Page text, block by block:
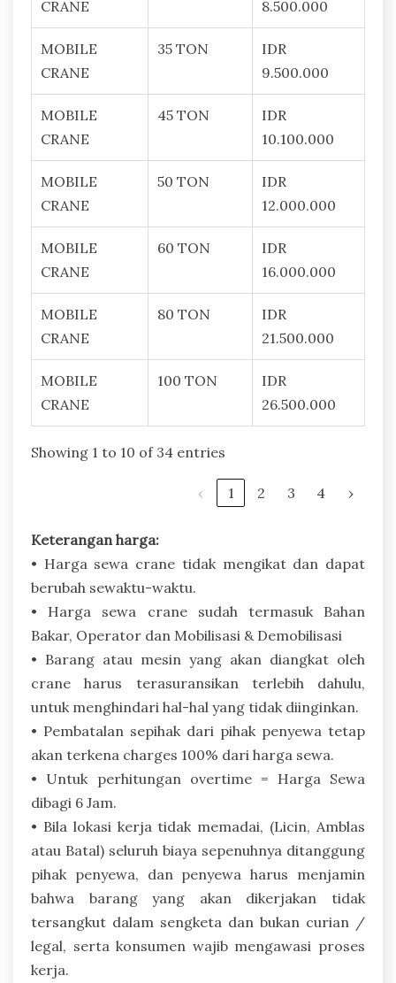
CRANE
8.500.000
MOBILE
CRANE
35 TON
IDR
9.500.000
MOBILE
CRANE
45 TON
IDR
10.100.000
MOBILE
CRANE
50 TON
IDR
12.000.000
MOBILE
CRANE
60 TON
IDR
16.000.000
MOBILE
CRANE
80 TON
IDR
21.500.000
MOBILE
CRANE
100 TON
IDR
26.500.000
Showing 1 to 10 of 34 entries
‹ 1 2 3 4 ›
Keterangan harga:
• Harga sewa crane tidak mengikat dan dapat
berubah sewaktu-waktu.
• Harga sewa crane sudah termasuk Bahan
Bakar, Operator dan Mobilisasi & Demobilisasi
• Barang atau mesin yang akan diangkat oleh
crane harus terasuransikan terlebih dahulu,
untuk menghindari hal-hal yang tidak diinginkan.
• Pembatalan sepihak dari pihak penyewa tetap
akan terkena charges 100% dari harga sewa.
• Untuk perhitungan overtime = Harga Sewa
dibagi 6 Jam.
• Bila lokasi kerja tidak memadai, (Licin, Amblas
atau Batal) seluruh biaya sepenuhnya ditanggung
pihak penyewa, dan penyewa harus menjamin
bahwa barang yang akan dikerjakan tidak
tersangkut dalam sengketa dan bukan curian /
legal, serta konsumen wajib mengawasi proses
kerja.